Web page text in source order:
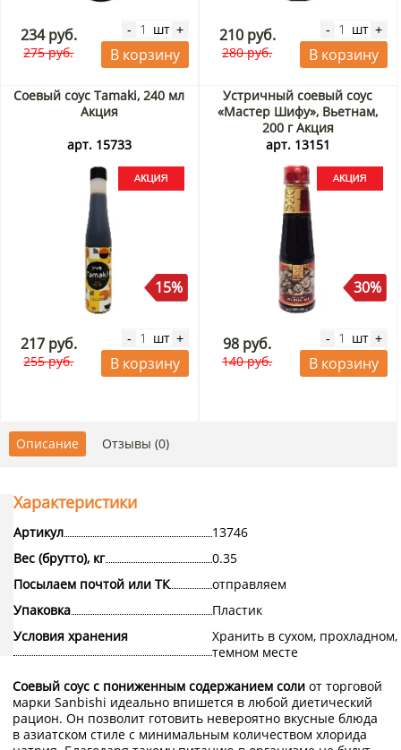
234 руб.
275 руб.
- шт +
В корзину
210 руб.
280 руб.
- шт +
В корзину
Соевый соус Tamaki, 240 мл
Акция
арт. 15733
15%
217 руб.
255 руб.
- шт +
В корзину
Устричный соевый соус
«Мастер Шифу», Вьетнам,
200 г Акция
арт. 13151
30%
98 руб.
140 руб.
- шт +
В корзину
Описание Отзывы (0)
Характеристики
Артикул
13746
Вес (брутто), кг
0.35
Посылаем почтой или ТК
отправляем
Упаковка
Пластик
Условия хранения
Хранить в сухом, прохладном,
темном месте
Соевый соус с пониженным содержанием соли от торговой
марки Sanbishi идеально впишется в любой диетический
рацион. Он позволит готовить невероятно вкусные блюда
в азиатском стиле с минимальным количеством хлорида